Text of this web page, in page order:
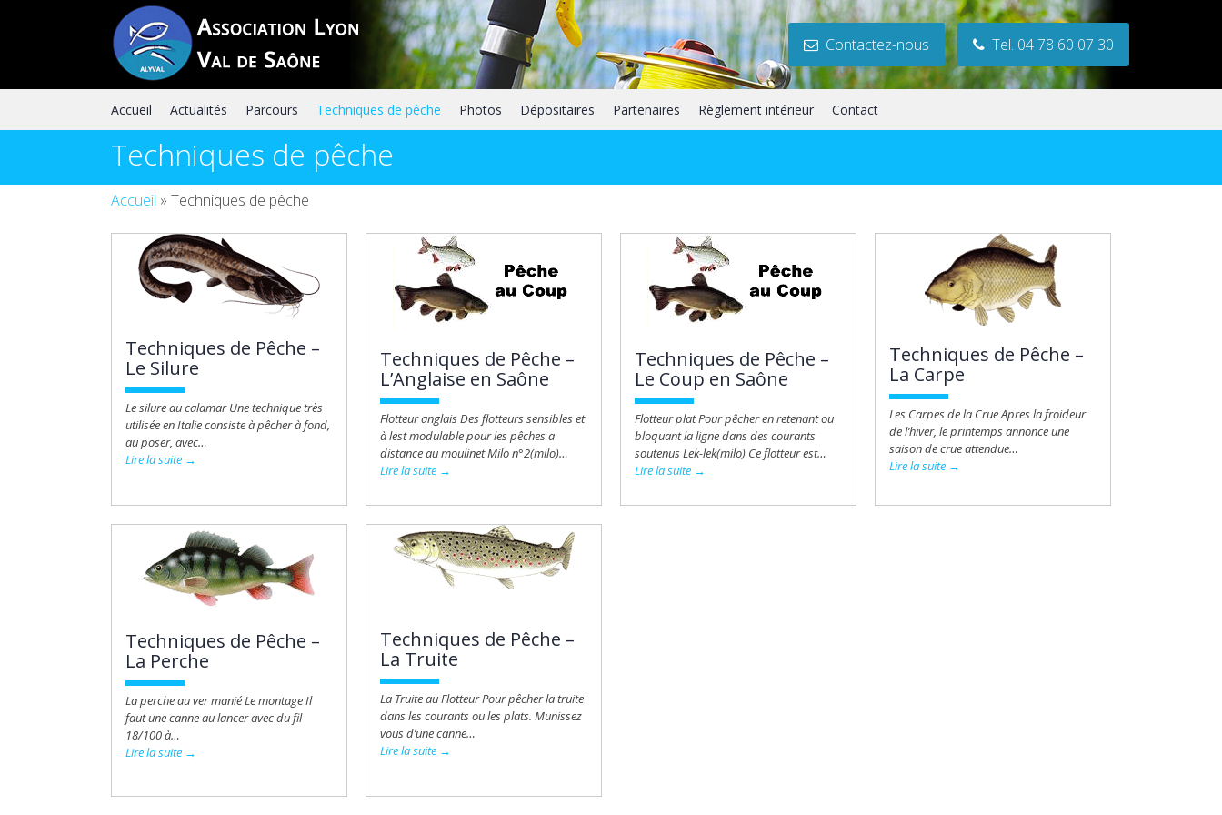
Contactez-nous Tel. 04 78 60 07 30
Accueil Actualités Parcours Techniques de pêche Photos Dépositaires Partenaires Règlement intérieur Contact
Techniques de pêche
Accueil » Techniques de pêche
Techniques de Pêche –
Le Silure
Le silure au calamar Une technique très
utilisée en Italie consiste à pêcher à fond,
au poser, avec…
Lire la suite →
Techniques de Pêche –
L’Anglaise en Saône
Flotteur anglais Des flotteurs sensibles et
à lest modulable pour les pêches a
distance au moulinet Milo n°2(milo)…
Lire la suite →
Techniques de Pêche –
Le Coup en Saône
Flotteur plat Pour pêcher en retenant ou
bloquant la ligne dans des courants
soutenus Lek-lek(milo) Ce flotteur est…
Lire la suite →
Techniques de Pêche –
La Carpe
Les Carpes de la Crue Apres la froideur
de l’hiver, le printemps annonce une
saison de crue attendue…
Lire la suite →
Techniques de Pêche –
La Perche
La perche au ver manié Le montage Il
faut une canne au lancer avec du fil
18/100 à…
Lire la suite →
Techniques de Pêche –
La Truite
La Truite au Flotteur Pour pêcher la truite
dans les courants ou les plats. Munissez
vous d’une canne…
Lire la suite →